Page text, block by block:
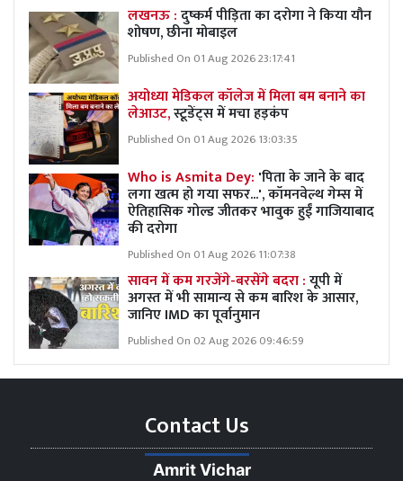
लखनऊ :दुष्कर्म पीड़िता का दरोगा ने किया यौन
शोषण, छीना मोबाइल
Published On 01 Aug 2026 23:17:41
अयोध्या मेडिकल कॉलेज में मिला बम बनाने का
लेआउट,स्टूडेंट्स में मचा हड़कंप
Published On 01 Aug 2026 13:03:35
Who is Asmita Dey: 'पिता के जाने के बाद
लगा खत्म हो गया सफर...', कॉमनवेल्थ गेम्स में
ऐतिहासिक गोल्ड जीतकर भावुक हुईं गाजियाबाद
की दरोगा
Published On 01 Aug 2026 11:07:38
सावन में कम गरजेंगे-बरसेंगे बदरा :यूपी में
अगस्त में भी सामान्य से कम बारिश के आसार,
जानिए IMD का पूर्वानुमान
Published On 02 Aug 2026 09:46:59
Contact Us
Amrit Vichar